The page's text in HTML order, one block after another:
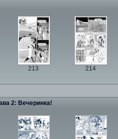
213 214
2: Вечеринка!